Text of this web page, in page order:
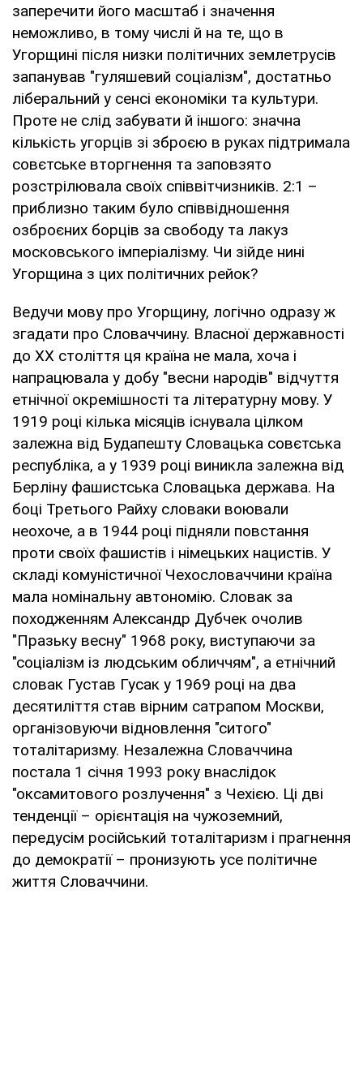
заперечити його масштаб і значення
неможливо, в тому числі й на те, що в
Угорщині після низки політичних землетрусів
запанував "гуляшевий соціалізм", достатньо
ліберальний у сенсі економіки та культури.
Проте не слід забувати й іншого: значна
кількість угорців зі зброєю в руках підтримала
совєтське вторгнення та заповзято
розстрілювала своїх співвітчизників. 2:1 –
приблизно таким було співвідношення
озброєних борців за свободу та лакуз
московського імперіалізму. Чи зійде нині
Угорщина з цих політичних рейок?
Ведучи мову про Угорщину, логічно одразу ж
згадати про Словаччину. Власної державності
до ХХ століття ця країна не мала, хоча і
напрацювала у добу "весни народів" відчуття
етнічної окремішності та літературну мову. У
1919 році кілька місяців існувала цілком
залежна від Будапешту Словацька совєтська
республіка, а у 1939 році виникла залежна від
Берліну фашистська Словацька держава. На
боці Третього Райху словаки воювали
неохоче, а в 1944 році підняли повстання
проти своїх фашистів і німецьких нацистів. У
складі комуністичної Чехословаччини країна
мала номінальну автономію. Словак за
походженням Александр Дубчек очолив
"Празьку весну" 1968 року, виступаючи за
"соціалізм із людським обличчям", а етнічний
словак Густав Гусак у 1969 році на два
десятиліття став вірним сатрапом Москви,
організовуючи відновлення "ситого"
тоталітаризму. Незалежна Словаччина
постала 1 січня 1993 року внаслідок
"оксамитового розлучення" з Чехією. Ці дві
тенденції – орієнтація на чужоземний,
передусім російський тоталітаризм і прагнення
до демократії – пронизують усе політичне
життя Словаччини.